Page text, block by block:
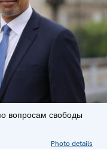
вопросам свободы
Photo details